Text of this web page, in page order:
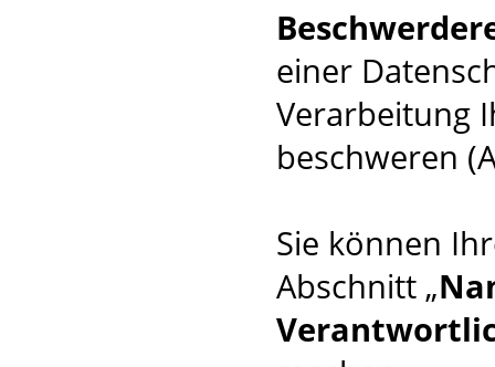
einer
Verarbeitung
beschweren
Sie können
Abschnitt „